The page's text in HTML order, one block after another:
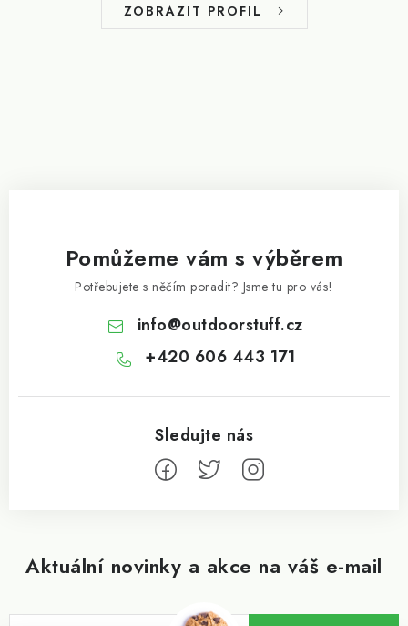
ZOBRAZIT PROFIL
Aktuální novinky a akce na váš e-mail
Pomůžeme vám s výběrem
Potřebujete s něčím poradit? Jsme tu pro vás!
info@outdoorstuff.cz
+420 606 443 171